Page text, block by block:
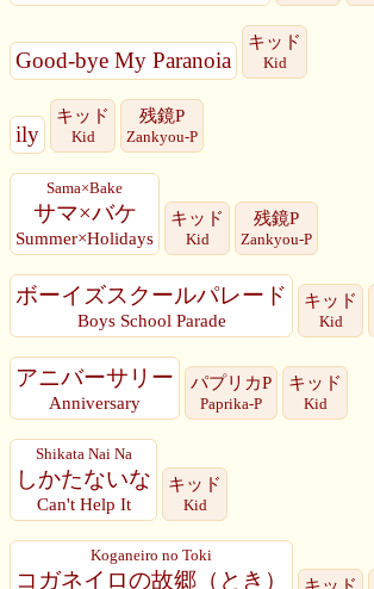
Good-bye My Paranoia
キッド
Kid
ily
キッド
Kid
残鏡P
Zankyou-P
Sama×Bake
サマ×バケ
Summer×Holidays
キッド
Kid
残鏡P
Zankyou-P
ボーイズスクールパレード
Boys School Parade
キッド
Kid
アニバーサリー
Anniversary
パプリカP
Paprika-P
キッド
Kid
Shikata Nai Na
しかたないな
Can't Help It
キッド
Kid
Koganeiro no Toki
コガネイロの故郷（とき） キッド